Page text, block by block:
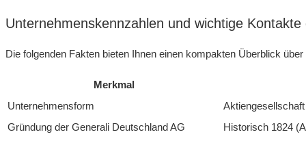
Unternehmenskennzahlen und wichtige
Die folgenden Fakten bieten Ihnen einen kompakten Überblick
Merkmal
Unternehmensform
Gründung der Generali Deutschland AG
Historisch 1824